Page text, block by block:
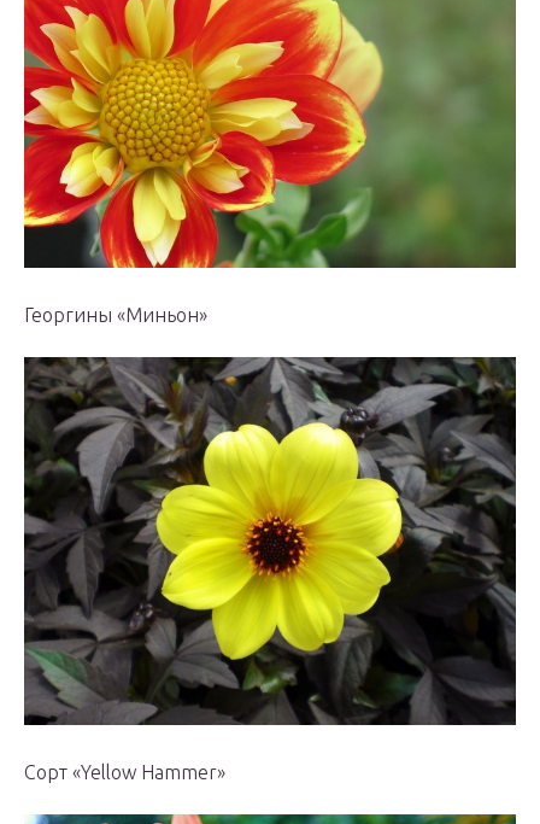
Георгины «Миньон»
Сорт «Yellow Hammer»